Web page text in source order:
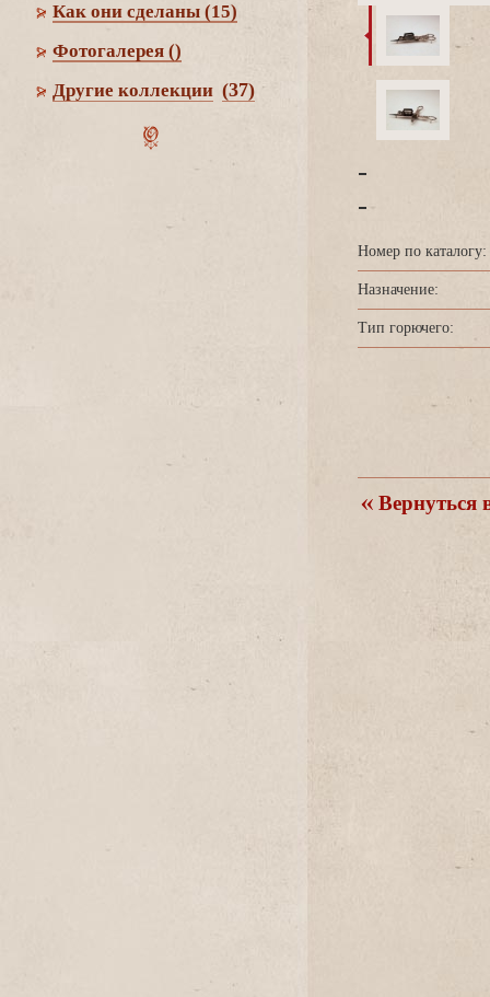
Как они сделаны (15)
Фотогалерея ()
Другие коллекции (37)
-
-
Номер по каталогу:
Назначение:
Тип горючего:
ернуться